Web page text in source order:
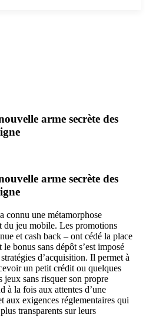
arme secrète des
arme secrète des
connu une métamorphose
du jeu mobile. Les promotions
et cash back – ont cédé la place
bonus sans dépôt s’est imposé
d’acquisition. Il permet à
un petit crédit ou quelques
jeux sans risquer son propre
à la fois aux attentes d’une
aux exigences réglementaires qui
transparents sur leurs